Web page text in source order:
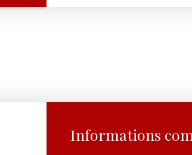
Informations